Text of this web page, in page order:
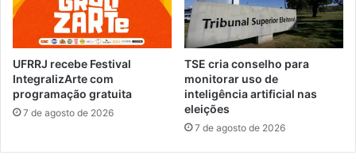
e
v
o
p
a
UFRRJ recebe Festival
IntegralizArte com
programação gratuita
7 de agosto de 2026
TSE cria conselho para
monitorar uso de
inteligência artificial nas
eleições
7 de agosto de 2026